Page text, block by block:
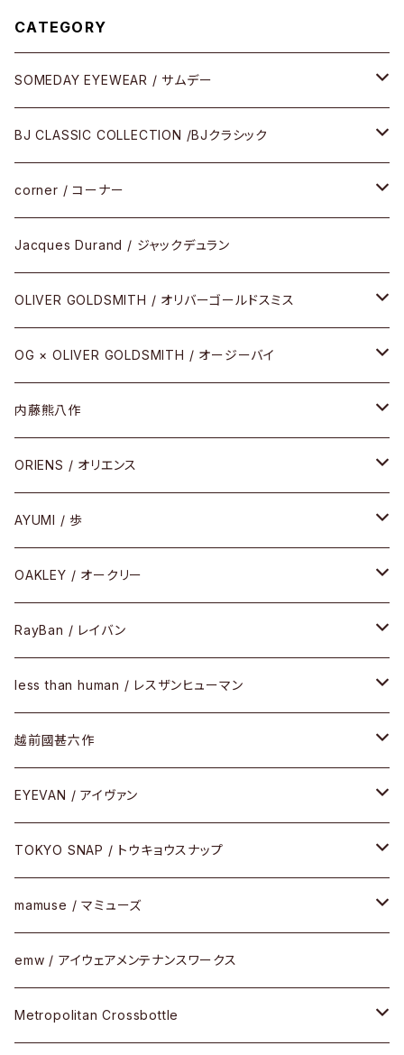
CATEGORY
SOMEDAY EYEWEAR / サムデー
メガネ
サングラス
アパレル
その他
BJ CLASSIC COLLECTION /BJクラシック
CELLULOID（CRAFTSMAN EDITION）
SHINBARI（CRAFTSMAN EDITION）
URUSHI（CRAFTSMAN EDITION）
REVIVAL EDITION
HEAVY EDITION
COMBI （コンビシリーズ）
PREMIUM（プレミアムシリーズ）
PLASTIC（プラスティックシリーズ）
SIRMONT（サーモントシリーズ）
SUNSHIFT
ケア用品
corner / コーナー
リサーチシリーズ
サブリメイションシリーズ
Jacques Durand / ジャックデュラン
OLIVER GOLDSMITH / オリバーゴールドスミス
メタル
セル
コンビ
OG × OLIVER GOLDSMITH / オージーバイ
メタル
セル
コンビ
内藤熊八作
セル
メタル
コンビ
ORIENS / オリエンス
セルフレーム
メタルフレーム
その他
AYUMI / 歩
セルフレーム
OAKLEY / オークリー
メガネフレーム
サングラス
Frogskins(フロッグスキン )
Latch(ラッチ)
その他
修理
小物
RayBan / レイバン
メガネフレーム
サングラス
その他
less than human / レスザンヒューマン
メガネフレーム
サングラス
その他
越前國甚六作
セルフレーム
メタルフレーム
コンビフレーム
EYEVAN / アイヴァン
メガネ
サングラス
その他
TOKYO SNAP / トウキョウスナップ
セルフレーム
メタルフレーム
コンビネーション
mamuse / マミューズ
セル
メタル
emw / アイウェアメンテナンスワークス
Metropolitan Crossbottle